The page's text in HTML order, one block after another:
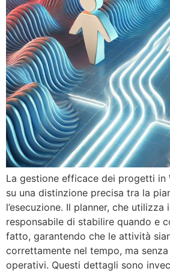
La gestione efficace dei progetti in
su una distinzione precisa tra la
l’esecuzione. Il planner, che utilizza
responsabile di stabilire quando e
fatto, garantendo che le attività
correttamente nel tempo, ma
operativi. Questi dettagli sono